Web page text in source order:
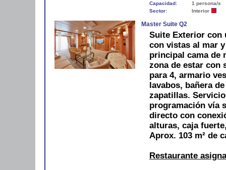
Capacidad:
1 persona/s
Sector:
Interior
Master Suite Q2
Suite Exterior con
con vistas al mar
principal cama de
zona de estar con
para 4, armario
lavabos, bañera
zapatillas.
programación vía
directo con
alturas, caja
Aprox. 103 m² de
Restaurante